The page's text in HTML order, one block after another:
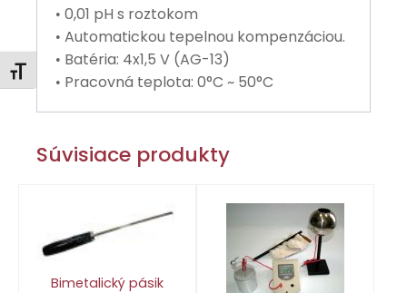
Zmeniť veľkosť písma
• 0,01 pH s roztokom
• Automatickou tepelnou kompenzáciou.
• Batéria: 4x1,5 V (AG-13)
• Pracovná teplota: 0°C ~ 50°C
Súvisiace produkty
Bimetalický pásik